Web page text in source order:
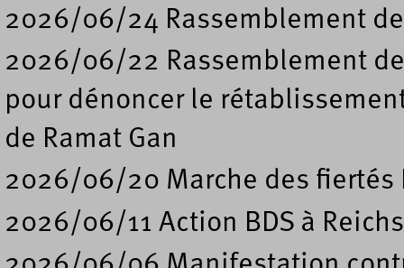
2026/06/24 Rassemblement
2026/06/22 Rassemblement
pour dénoncer le
de Ramat Gan
2026/06/20 Marche des fiertés
2026/06/11 Action BDS à